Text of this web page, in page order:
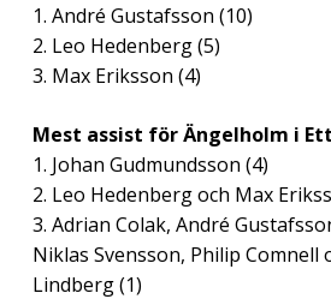
1. André Gustafsson (10)
2. Leo Hedenberg (5)
3. Max Eriksson (4)
Mest assist för Ängelholm i
1. Johan Gudmundsson (4)
2. Leo Hedenberg och Max
3. Adrian Colak, André
Niklas Svensson, Philip Comnell
Lindberg (1)